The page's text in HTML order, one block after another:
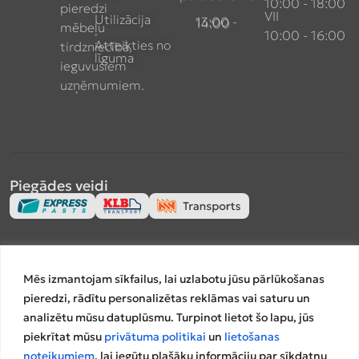
Mēs izmantojam sīkfailus, lai uzlabotu jūsu pārlūkošanas
pieredzi, rādītu personalizētas reklāmas vai saturu un
analizētu mūsu datuplūsmu. Turpinot lietot šo lapu, jūs
piekrītat mūsu privātuma politikai un lietošanas
noteikumiem, lai iegūtu plašāku informāciju par sīkdatņu
pieredzi
mēbeļu
tirdzniecībā,
ieguvušiem
uzņēmumiem.
Utilizācija
Atteikties no
līguma
13:00 - 14:00
10:00 - 18:00
VII
10:00 - 16:00
Piegādes veidi